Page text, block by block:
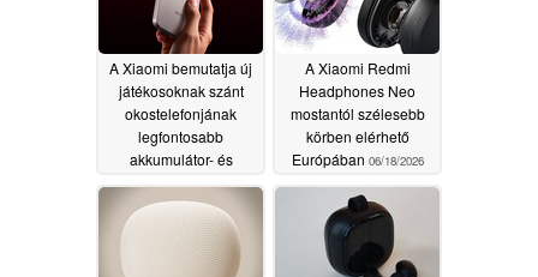
A Xiaomi bemutatja új
játékosoknak szánt
okostelefonjának
legfontosabb
akkumulátor- és
06/25/2026
A Xiaomi Redmi
Headphones Neo
mostantól szélesebb
körben elérhető
Európában 06/18/2026